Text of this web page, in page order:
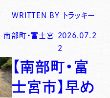
WRITTEN BY トラッキー
-南部町・富士宮
2026.07.2
2
【南部町・富
士宮市】早め